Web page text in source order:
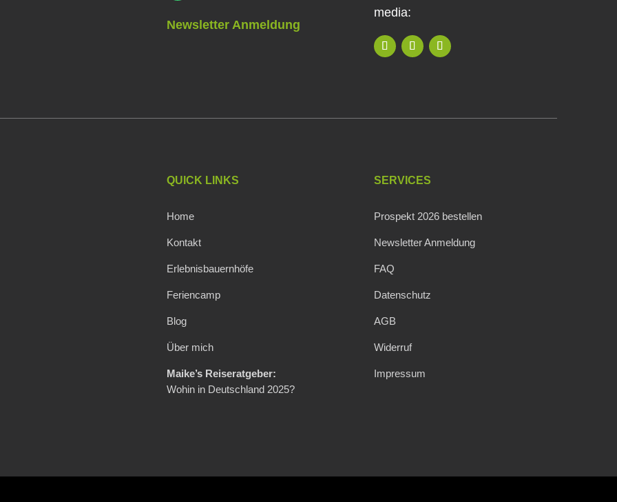
Newsletter Anmeldung
media:
QUICK LINKS
Home
Kontakt
Erlebnisbauernhöfe
Feriencamp
Blog
Über mich
Maike’s Reiseratgeber:
Wohin in Deutschland 2025?
SERVICES
Prospekt 2026 bestellen
Newsletter Anmeldung
FAQ
Datenschutz
AGB
Widerruf
Impressum